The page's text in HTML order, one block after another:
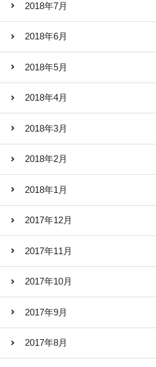
2018年7月
2018年6月
2018年5月
2018年4月
2018年3月
2018年2月
2018年1月
2017年12月
2017年11月
2017年10月
2017年9月
2017年8月